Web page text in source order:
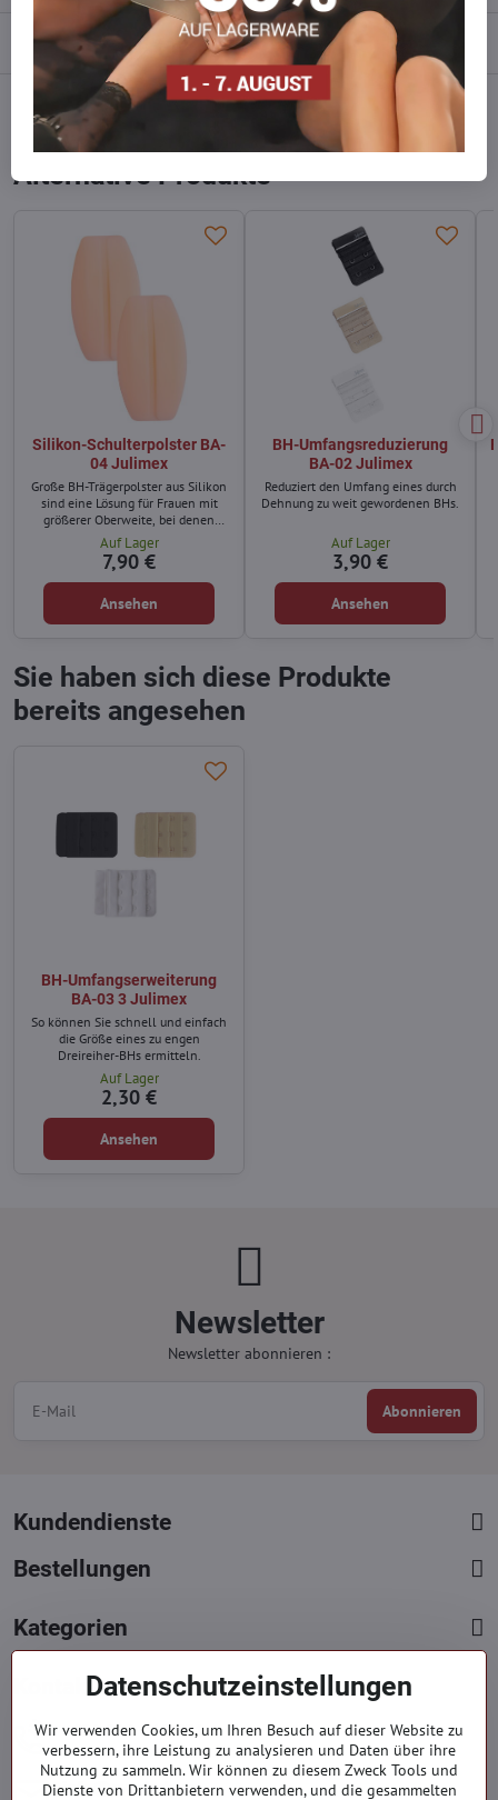
Diskussion 0
Facebook Reddit WhatsApp
Alternative Produkte
Silikon-Schulterpolster BA-
04 Julimex
Große BH-Trägerpolster aus Silikon
sind eine Lösung für Frauen mit
größerer Oberweite, bei denen
schmale Träger, die in die Haut
einschneiden, schmerzhaft sind.
Auf Lager
7,90 €
Ansehen
BH-Umfangsreduzierung
BA-02 Julimex
Reduziert den Umfang eines durch
Dehnung zu weit gewordenen BHs.
Auf Lager
3,90 €
Ansehen
Sie haben sich diese Produkte
bereits angesehen
BH-Umfangserweiterung
BA-03 3 Julimex
So können Sie schnell und einfach
die Größe eines zu engen
Dreireiher-BHs ermitteln.
Auf Lager
2,30 €
Ansehen
Newsletter
Newsletter abonnieren :
Abonnieren
Kundendienste
Bestellungen
Kategorien
Kontakte
+421 919 060 751
Mont. - Freit. : 9:00 - 15:00 hod.
info​​@everlady​​.eu
Datenschutzeinstellungen
Wir verwenden Cookies, um Ihren Besuch auf dieser Website zu
verbessern, ihre Leistung zu analysieren und Daten über ihre
Nutzung zu sammeln. Wir können zu diesem Zweck Tools und
Dienste von Drittanbietern verwenden, und die gesammelten